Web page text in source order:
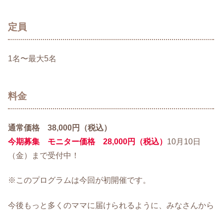
定員
1名〜最大5名
料金
通常価格 38,000円（税込）
今期募集 モニター価格 28,000円（税込） 10月10日
（金）まで受付中！
※このプログラムは今回が初開催です。
今後もっと多くのママに届けられるように、みなさんから